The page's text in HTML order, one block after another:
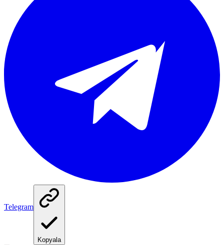
Telegram
Kopyala